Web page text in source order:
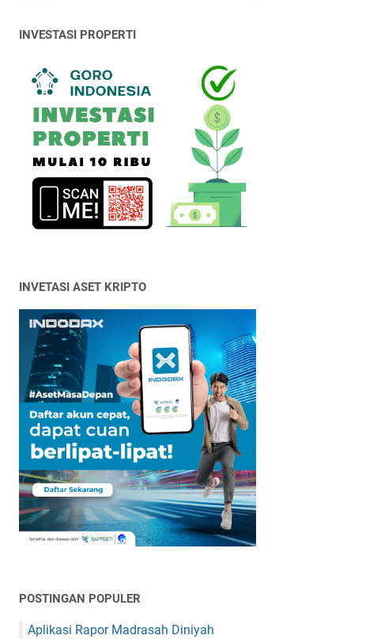
INVESTASI PROPERTI
INVETASI ASET KRIPTO
POSTINGAN POPULER
Aplikasi Rapor Madrasah Diniyah